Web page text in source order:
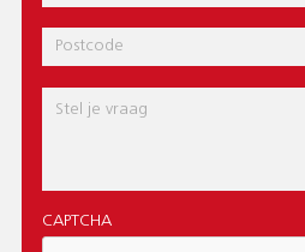
mail
Postcode
Bericht
CAPTCHA